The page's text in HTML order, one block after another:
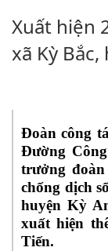
Xuất hiện
xã Kỳ
Đoàn công
Đường
trưởng
chống dịch
huyện Kỳ
xuất hiện
Tiến.